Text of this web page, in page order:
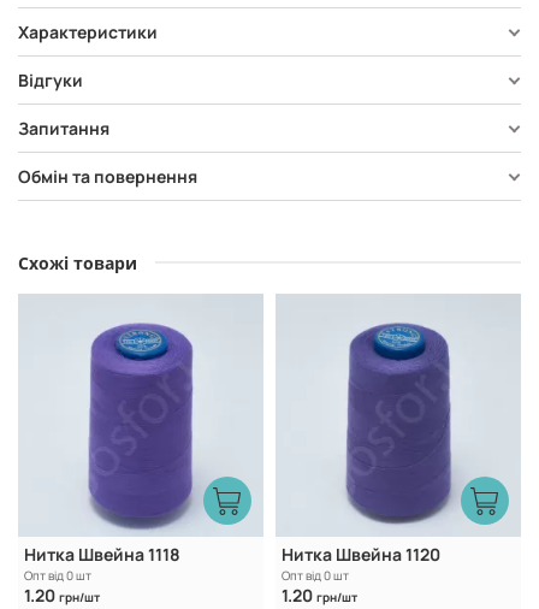
Характеристики
Відгуки
Запитання
Обмін та повернення
Схожі товари
Нитка Швейна 1118
Опт від 0 шт
1.20 грн/шт
Нитка Швейна 1120
Опт від 0 шт
1.20 грн/шт